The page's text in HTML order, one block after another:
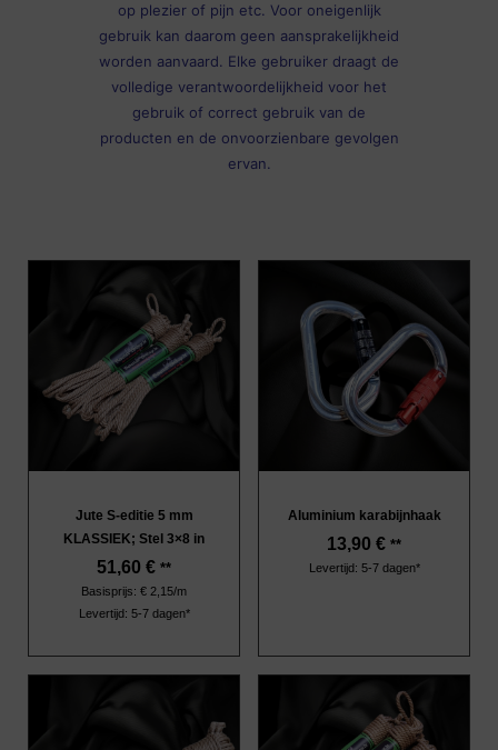
op plezier of pijn etc. Voor oneigenlijk
gebruik kan daarom geen aansprakelijkheid
worden aanvaard. Elke gebruiker draagt de
volledige verantwoordelijkheid voor het
gebruik of correct gebruik van de
producten en de onvoorzienbare gevolgen
ervan.
Jute S-editie 5 mm
KLASSIEK; Stel 3×8 in
51,60 € **
Basisprijs: € 2,15/m
Levertijd: 5-7 dagen*
Aluminium karabijnhaak
13,90 € **
Levertijd: 5-7 dagen*